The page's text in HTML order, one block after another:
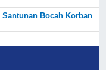
Bocah Korban